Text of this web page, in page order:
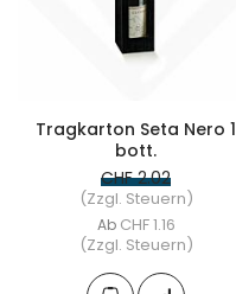
Tragkarton Seta Nero 1
bott.
CHF 2.02
(Zzgl. Steuern)
Ab CHF 1.16
(Zzgl. Steuern)